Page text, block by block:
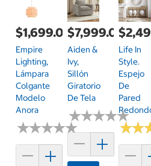
$1,699.00
Empire
Lighting,
Lámpara
Colgante
Modelo
Anora
★★★★★
★★★★★
$7,999.00
Aiden &
Ivy,
Sillón
Giratorio
De Tela
★★★★★
★★★★★
Life In
Style.
Espejo
De
Pared
★★
★★